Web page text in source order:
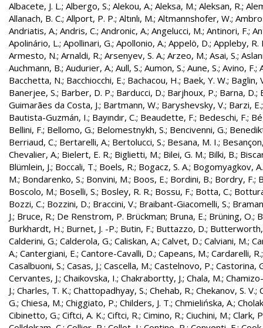
Albacete, J. L.; Albergo, S.; Alekou, A.; Aleksa, M.; Aleksan, R.;
Allanach, B. C.; Allport, P. P.; Altınlı, M.; Altmannshofer, W.;
Andriatis, A.; Andris, C.; Andronic, A.; Angelucci, M.; Antinori, F.;
Apolinário, L.; Apollinari, G.; Apollonio, A.; Appelö, D.; Appleby, R.
Armesto, N.; Arnaldi, R.; Arsenyev, S. A.; Arzeo, M.; Asai, S.;
Auchmann, B.; Audurier, A.; Aull, S.; Aumon, S.; Aune, S.; Avino, F.;
Bacchetta, N.; Bacchiocchi, E.; Bachacou, H.; Baek, Y. W.; Baglin,
Banerjee, S.; Barber, D. P.; Barducci, D.; Barjhoux, P.; Barna, D.;
Guimarães da Costa, J.; Bartmann, W.; Baryshevsky, V.; Barzi, E.
Bautista-Guzmán, I.; Bayındır, C.; Beaudette, F.; Bedeschi, F.;
Bellini, F.; Bellomo, G.; Belomestnykh, S.; Bencivenni, G.;
Berriaud, C.; Bertarelli, A.; Bertolucci, S.; Besana, M. I.;
Chevalier, A.; Bielert, E. R.; Biglietti, M.; Bilei, G. M.; Bilki, B.;
Blümlein, J.; Boccali, T.; Boels, R.; Bogacz, S. A.; Bogomyagkov, A.
M.; Bondarenko, S.; Bonvini, M.; Boos, E.; Bordini, B.; Bordry, F.;
Boscolo, M.; Boselli, S.; Bosley, R. R.; Bossu, F.; Botta, C.;
Bozzi, C.; Bozzini, D.; Braccini, V.; Braibant-Giacomelli, S.;
J.; Bruce, R.; De Renstrom, P. Brückman; Bruna, E.; Brüning, O.;
Burkhardt, H.; Burnet, J. -P.; Butin, F.; Buttazzo, D.;
Calderini, G.; Calderola, G.; Caliskan, A.; Calvet, D.; Calviani, M.;
A.; Cantergiani, E.; Cantore-Cavalli, D.; Capeans, M.; Cardarelli, R.
Casalbuoni, S.; Casas, J.; Cascella, M.; Castelnovo, P.; Castorina,
Cervantes, J.; Chaikovska, I.; Chakrabortty, J.; Chala, M.;
J.; Charles, T. K.; Chattopadhyay, S.; Chehab, R.; Chekanov, S. V.;
G.; Chiesa, M.; Chiggiato, P.; Childers, J. T.; Chmielińska, A.;
Cibinetto, G.; Ciftci, A. K.; Ciftci, R.; Cimino, R.; Ciuchini, M.; Clark,